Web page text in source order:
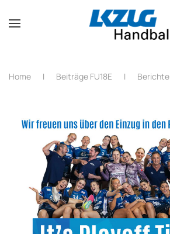
Zum Hauptinhalt springen
Home Beiträge FU18E Berichte